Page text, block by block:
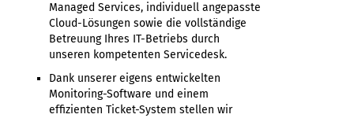
Managed Services, individuell angepasste
Cloud-Lösungen sowie die vollständige
Betreuung Ihres IT-Betriebs durch
unseren kompetenten Servicedesk.
Dank unserer eigens entwickelten
Monitoring-Software und einem
effizienten Ticket-System stellen wir